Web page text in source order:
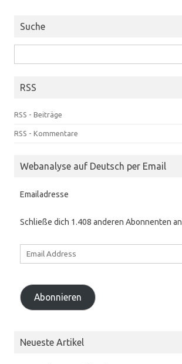
Suche
nach:
RSS
RSS - Beiträge
RSS - Kommentare
Webanalyse auf Deutsch per Email
Emailadresse
Schließe dich 1.408 anderen Abonnenten an
Abonnieren
Neueste Artikel